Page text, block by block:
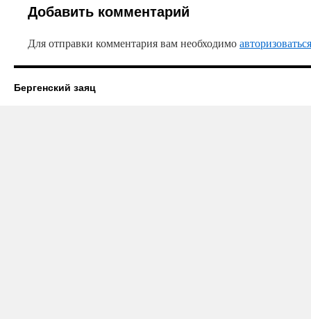
Добавить комментарий
Для отправки комментария вам необходимоавторизоваться
Бергенский заяц